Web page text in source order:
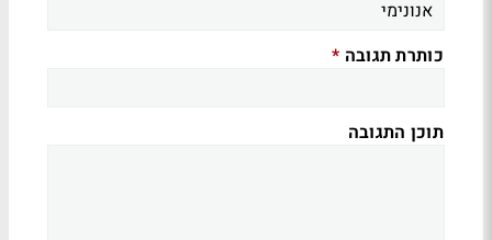
כותרת תגובה *
תוכן התגובה